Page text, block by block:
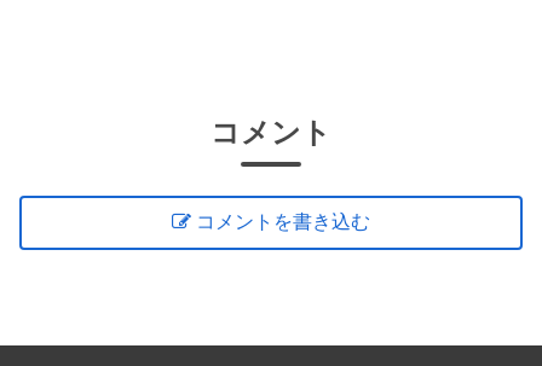
コメント
コメントを書き込む